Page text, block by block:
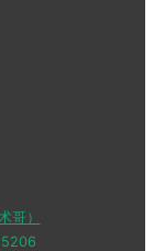
哥）